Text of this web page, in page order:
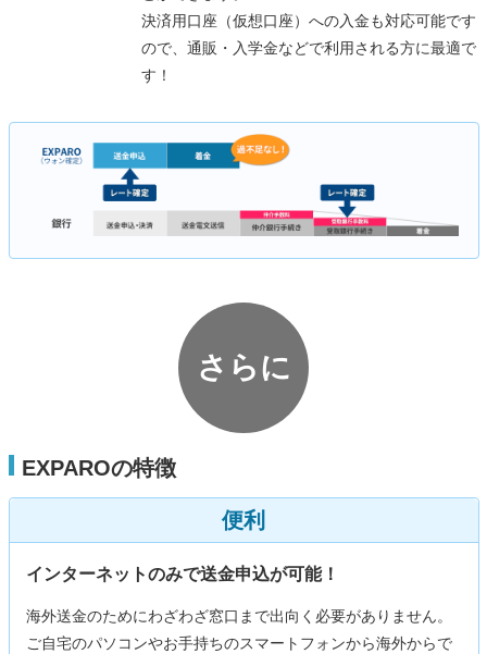
決済用口座（仮想口座）への入金も対応可能です
ので、通販・入学金などで利用される方に最適で
す！
さらに
EXPAROの特徴
便利
インターネットのみで送金申込が可能！
海外送金のためにわざわざ窓口まで出向く必要がありません。
ご自宅のパソコンやお手持ちのスマートフォンから海外からで